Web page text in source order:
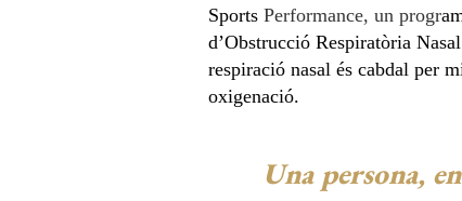
Sports Performance, un progr
d’Obstrucció Respiratòria
respiració nasal és cabdal per
oxigenació.
Una persona,